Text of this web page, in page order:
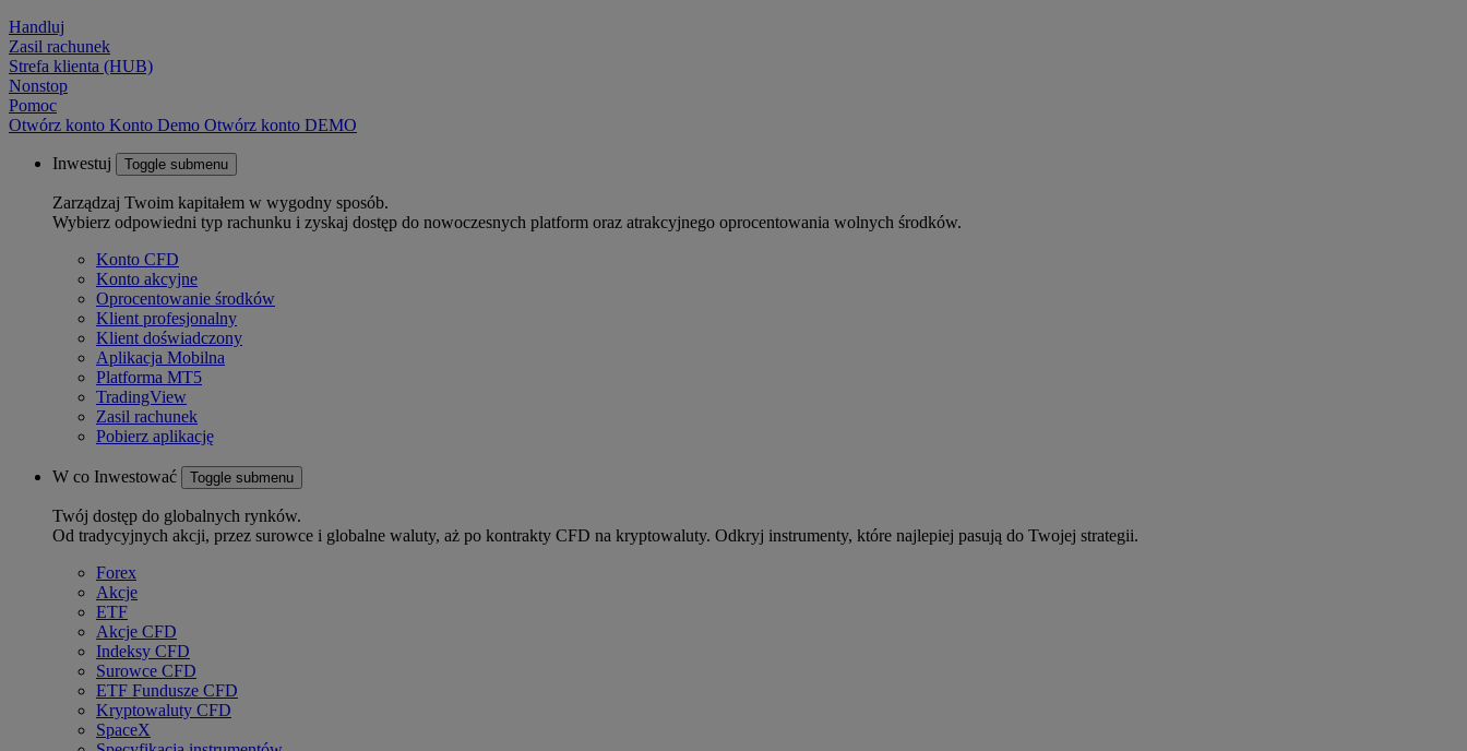
Handluj
Zasil rachunek
Strefa klienta (HUB)
Nonstop
Pomoc
Otwórz konto Konto Demo Otwórz konto DEMO
Inwestuj Toggle submenu
Zarządzaj Twoim kapitałem w wygodny sposób.
Wybierz odpowiedni typ rachunku i zyskaj dostęp do nowoczesnych platform oraz atrakcyjnego oprocentowania wolnych środków.
Konto CFD
Konto akcyjne
Oprocentowanie środków
Klient profesjonalny
Klient doświadczony
Aplikacja Mobilna
Platforma MT5
TradingView
Zasil rachunek
Pobierz aplikację
W co Inwestować Toggle submenu
Twój dostęp do globalnych rynków.
Od tradycyjnych akcji, przez surowce i globalne waluty, aż po kontrakty CFD na kryptowaluty. Odkryj instrumenty, które najlepiej pasują do Twojej strategii.
Forex
Akcje
ETF
Akcje CFD
Indeksy CFD
Surowce CFD
ETF Fundusze CFD
Kryptowaluty CFD
SpaceX